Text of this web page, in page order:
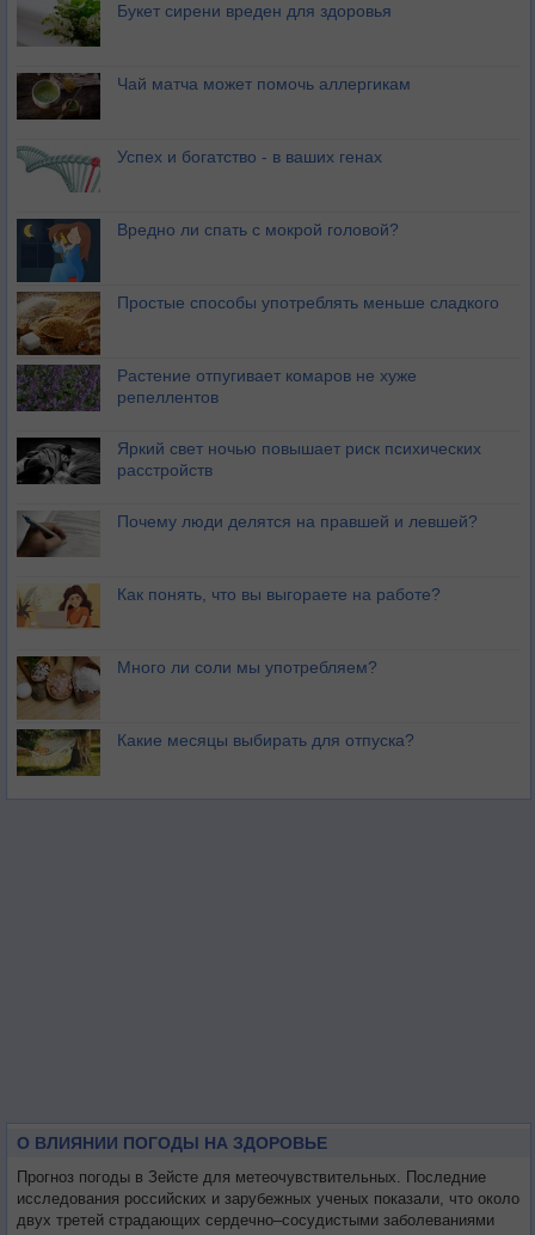
Букет сирени вреден для здоровья
Чай матча может помочь аллергикам
Успех и богатство - в ваших генах
Вредно ли спать с мокрой головой?
Простые способы употреблять меньше сладкого
Растение отпугивает комаров не хуже
репеллентов
Яркий свет ночью повышает риск психических
расстройств
Почему люди делятся на правшей и левшей?
Как понять, что вы выгораете на работе?
Много ли соли мы употребляем?
Какие месяцы выбирать для отпуска?
О ВЛИЯНИИ ПОГОДЫ НА ЗДОРОВЬЕ
Прогноз погоды в Зейсте для метеочувствительных. Последние
исследования российских и зарубежных ученых показали, что около
двух третей страдающих сердечно–сосудистыми заболеваниями